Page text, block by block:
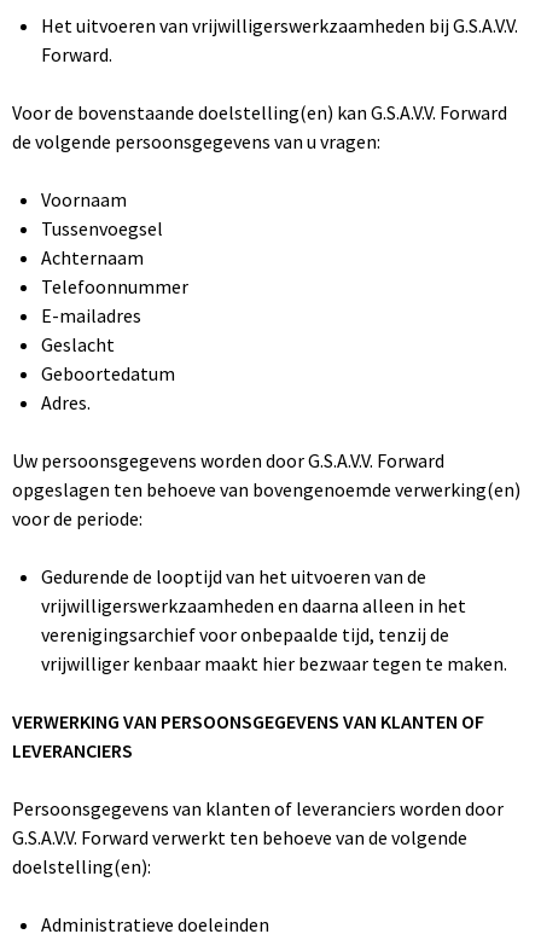
Het uitvoeren van vrijwilligerswerkzaamheden bij G.S.A.V.V.
Forward.
Voor de bovenstaande doelstelling(en) kan G.S.A.V.V. Forward
de volgende persoonsgegevens van u vragen:
Voornaam
Tussenvoegsel
Achternaam
Telefoonnummer
E-mailadres
Geslacht
Geboortedatum
Adres.
Uw persoonsgegevens worden door G.S.A.V.V. Forward
opgeslagen ten behoeve van bovengenoemde verwerking(en)
voor de periode:
Gedurende de looptijd van het uitvoeren van de
vrijwilligerswerkzaamheden en daarna alleen in het
verenigingsarchief voor onbepaalde tijd, tenzij de
vrijwilliger kenbaar maakt hier bezwaar tegen te maken.
VERWERKING VAN PERSOONSGEGEVENS VAN KLANTEN OF
LEVERANCIERS
Persoonsgegevens van klanten of leveranciers worden door
G.S.A.V.V. Forward verwerkt ten behoeve van de volgende
doelstelling(en):
Administratieve doeleinden